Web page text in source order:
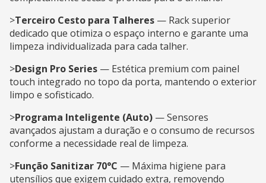
>Terceiro Cesto para Talheres — Rack superior
dedicado que otimiza o espaço interno e garante uma
limpeza individualizada para cada talher.
>Design Pro Series — Estética premium com painel
touch integrado no topo da porta, mantendo o exterior
limpo e sofisticado.
>Programa Inteligente (Auto) — Sensores
avançados ajustam a duração e o consumo de recursos
conforme a necessidade real de limpeza.
>Função Sanitizar 70°C — Máxima higiene para
utensílios que exigem cuidado extra, removendo